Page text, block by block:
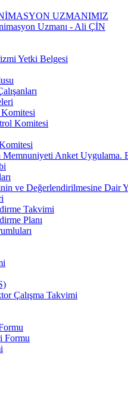
UZMANIMIZ
Uzmanı - Ali ÇİN
Yetki Belgesi
Komitesi
Memnuniyeti Anket Uygulama.
ve Değerlendirilmesine Dair
Takvimi
Planı
Çalışma Takvimi
Formu